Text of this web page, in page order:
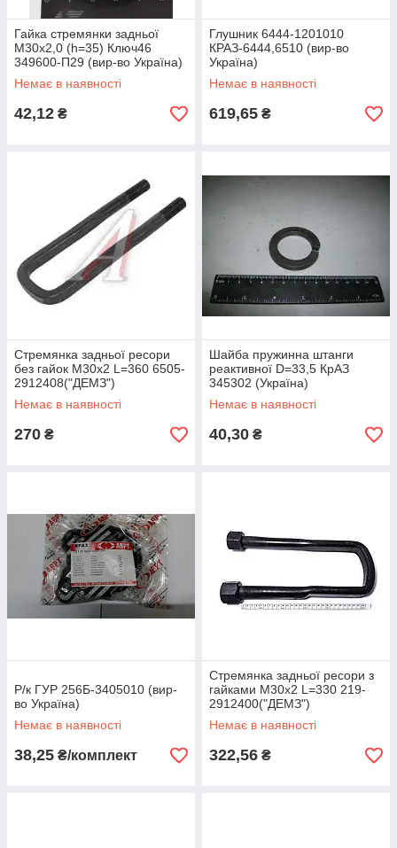
Гайка стремянки задньої
М30х2,0 (h=35) Ключ46
349600-П29 (вир-во Україна)
Немає в наявності
42,12 ₴
Глушник 6444-1201010
КРАЗ-6444,6510 (вир-во
Україна)
Немає в наявності
619,65 ₴
Стремянка задньої ресори
без гайок М30х2 L=360 6505-
2912408("ДЕМЗ")
Немає в наявності
270 ₴
Шайба пружинна штанги
реактивної D=33,5 КрАЗ
345302 (Україна)
Немає в наявності
40,30 ₴
Р/к ГУР 256Б-3405010 (вир-
во Україна)
Немає в наявності
38,25 ₴/комплект
Стремянка задньої ресори з
гайками М30х2 L=330 219-
2912400("ДЕМЗ")
Немає в наявності
322,56 ₴